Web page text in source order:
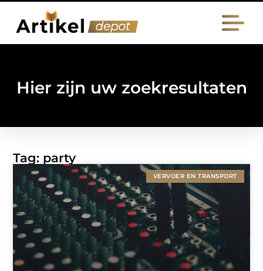
Hier zijn uw zoekresultaten
Tag: party
VERVOER EN TRANSPORT